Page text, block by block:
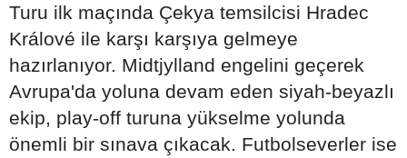
Turu ilk maçında Çekya temsilcisi Hradec
Králové ile karşı karşıya gelmeye
hazırlanıyor. Midtjylland engelini geçerek
Avrupa'da yoluna devam eden siyah-beyazlı
ekip, play-off turuna yükselme yolunda
önemli bir sınava çıkacak. Futbolseverler ise